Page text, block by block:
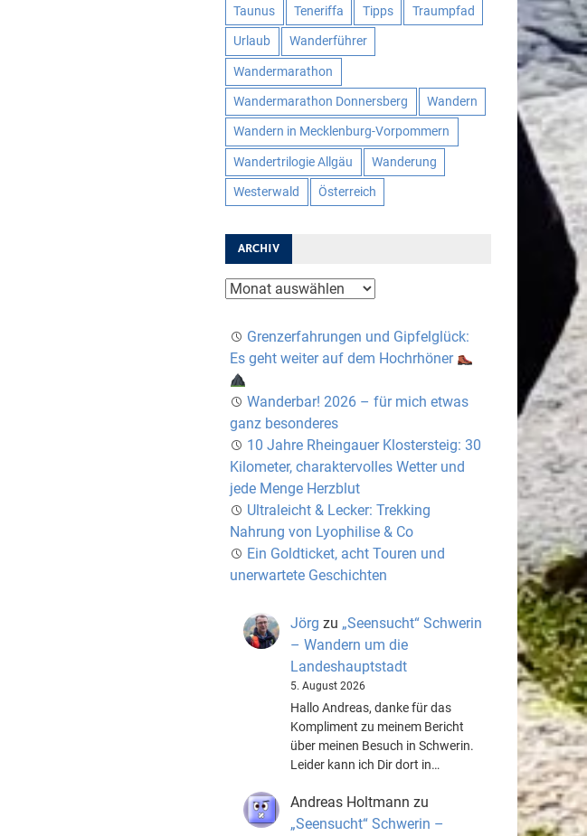
Taunus Teneriffa Tipps Traumpfad
Urlaub Wanderführer
Wandermarathon
Wandermarathon Donnersberg Wandern
Wandern in Mecklenburg-Vorpommern
Wandertrilogie Allgäu Wanderung
Westerwald Österreich
ARCHIV
Archiv
Grenzerfahrungen und Gipfelglück:
Es geht weiter auf dem Hochrhöner
Wanderbar! 2026 – für mich etwas
ganz besonderes
10 Jahre Rheingauer Klostersteig: 30
Kilometer, charaktervolles Wetter und
jede Menge Herzblut
Ultraleicht & Lecker: Trekking
Nahrung von Lyophilise & Co
Ein Goldticket, acht Touren und
unerwartete Geschichten
Jörg zu „Seensucht“ Schwerin
– Wandern um die
Landeshauptstadt
5. August 2026
Hallo Andreas, danke für das
Kompliment zu meinem Bericht
über meinen Besuch in Schwerin.
Leider kann ich Dir dort in…
Andreas Holtmann zu
„Seensucht“ Schwerin –